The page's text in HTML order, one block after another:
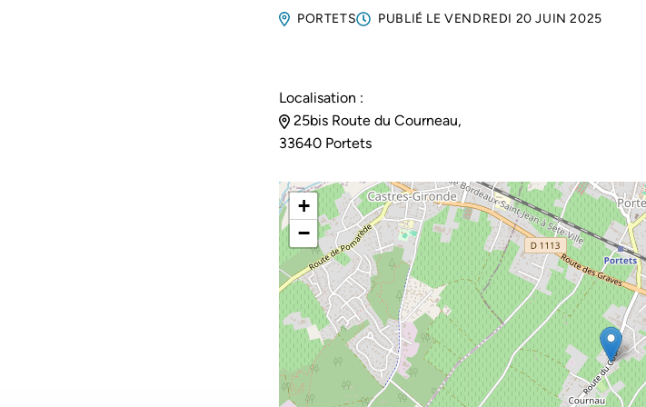
PORTETS
PUBLIÉ LEVENDREDI 20 JUIN 2025
Localisation :
25bis Route du Courneau,
33640 Portets
+
−